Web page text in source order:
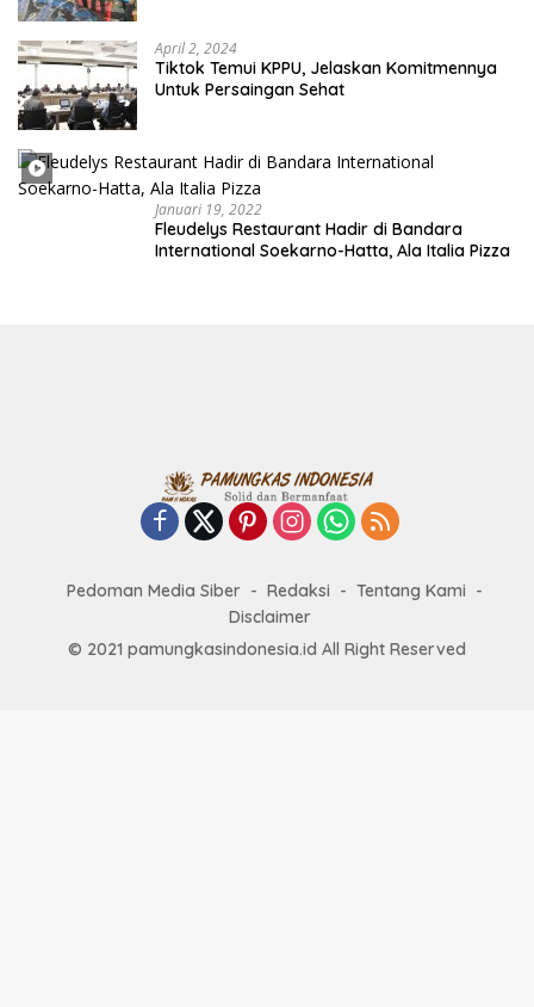
April 2, 2024
Tiktok Temui KPPU, Jelaskan Komitmennya
Untuk Persaingan Sehat
Januari 19, 2022
Fleudelys Restaurant Hadir di Bandara
International Soekarno-Hatta, Ala Italia Pizza
Pedoman Media Siber Redaksi
Tentang Kami
Disclaimer
© 2021 pamungkasindonesia.id All Right Reserved